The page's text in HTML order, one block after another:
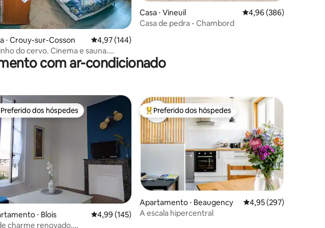
média de 5, 203 avaliações
⋅ Crouy-sur-Cosson 4,97 de uma avaliação média de 5, 144 avaliações
4,97 (144)
cervo. Cinema e sauna.
Casa ⋅ Vineuil 4,96 de uma avaliação
4,96 (386)
Casa de pedra - Chambord
com ar-condicionado
média de 5, 159 avaliações
os melhores preferidos dos hóspedes
Preferido dos hóspedes
⋅ Blois 4,99 de uma avaliação média de 5, 145 avaliações
4,99 (145)
charme renovado,
Entre os melhores preferidos dos hóspedes
Preferido dos hóspedes
Apartamento ⋅ Beaugency 4,95 de uma avaliação
4,95 (297)
A escala hipercentral